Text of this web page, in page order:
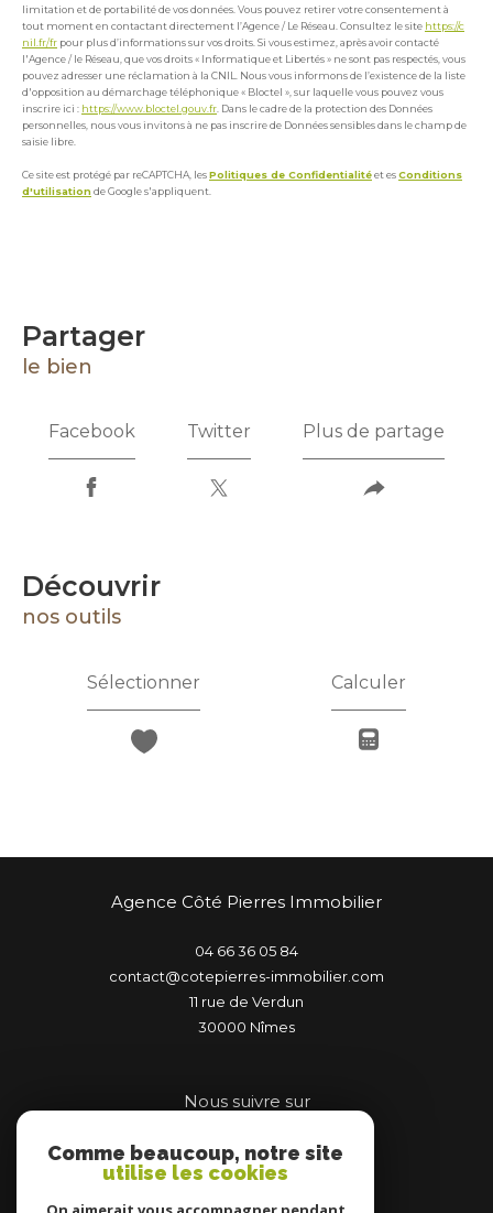
limitation et de portabilité de vos données. Vous pouvez retirer votre consentement à
tout moment en contactant directement l’Agence / Le Réseau. Consultez le site https://c
nil.fr/fr pour plus d’informations sur vos droits. Si vous estimez, après avoir contacté
l'Agence / le Réseau, que vos droits « Informatique et Libertés » ne sont pas respectés, vous
pouvez adresser une réclamation à la CNIL. Nous vous informons de l’existence de la liste
d'opposition au démarchage téléphonique « Bloctel », sur laquelle vous pouvez vous
inscrire ici : https://www.bloctel.gouv.fr . Dans le cadre de la protection des Données
personnelles, nous vous invitons à ne pas inscrire de Données sensibles dans le champ de
saisie libre.
Ce site est protégé par reCAPTCHA, lesPolitiques de Confidentialitéet esConditions
d'utilisationde Google s'appliquent.
partager
le bien
Facebook Twitter Plus de partage
découvrir
nos outils
Sélectionner Calculer
Agence Côté Pierres Immobilier
04 66 36 05 84
contact@cotepierres-immobilier.com
11 rue de Verdun
30000
nîmes
Nous suivre sur
Comme beaucoup, notre site
utilise les cookies